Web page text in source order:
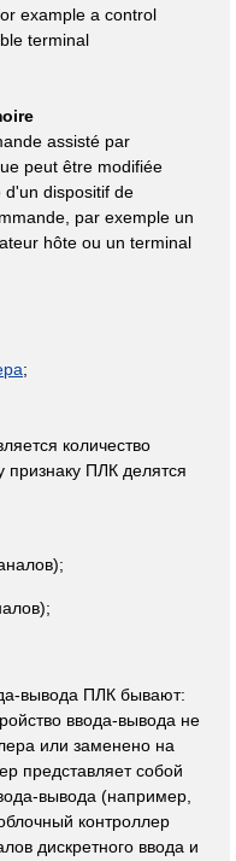
example a control
terminal
assisté par
peut être modifiée
dispositif de
par exemple un
hôte ou un terminal
;
количество
признаку ПЛК делятся
вывода ПЛК бывают:
ввода-вывода не
или заменено на
представляет собой
вывода (например,
контроллер
дискретного ввода и